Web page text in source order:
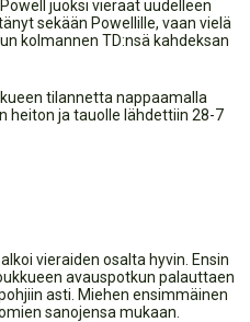
juoksi vieraat uudelleen
sekään Powellille, vaan vielä
kolmannen TD:nsä kahdeksan
tilannetta nappaamalla
heiton ja tauolle lähdettiin 28-7
vieraiden osalta hyvin. Ensin
avauspotkun palauttaen
asti. Miehen ensimmäinen
sanojensa mukaan.